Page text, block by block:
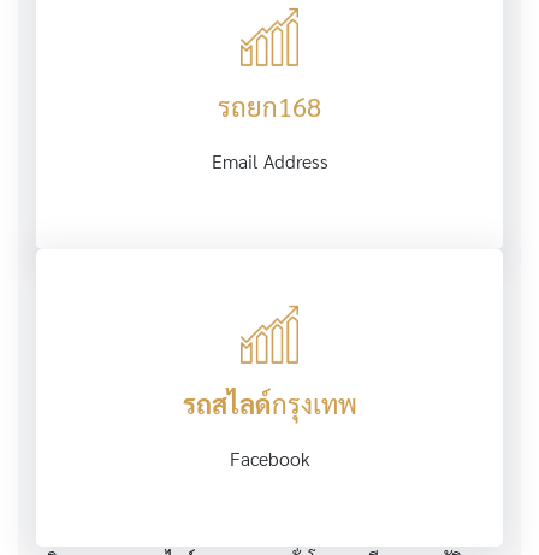
รถยก168
Email Address
รถสไลด์กรุงเทพ
Facebook